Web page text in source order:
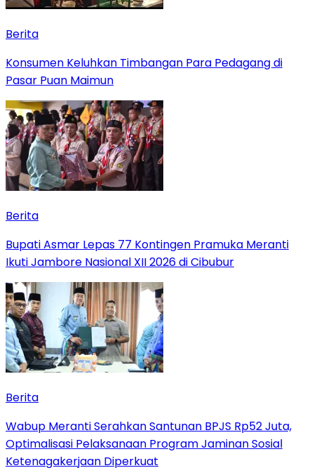
Berita
Konsumen Keluhkan Timbangan Para Pedagang di
Pasar Puan Maimun
Berita
Bupati Asmar Lepas 77 Kontingen Pramuka Meranti
Ikuti Jambore Nasional XII 2026 di Cibubur
Berita
Wabup Meranti Serahkan Santunan BPJS Rp52 Juta,
Optimalisasi Pelaksanaan Program Jaminan Sosial
Ketenagakerjaan Diperkuat